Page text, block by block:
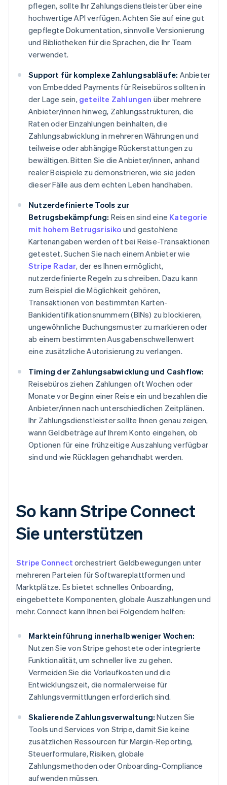
pflegen, sollte Ihr Zahlungsdienstleister über eine
hochwertige API verfügen. Achten Sie auf eine gut
gepflegte Dokumentation, sinnvolle Versionierung
und Bibliotheken für die Sprachen, die Ihr Team
verwendet.
Support für komplexe Zahlungsabläufe: Anbieter
von Embedded Payments für Reisebüros sollten in
der Lage sein, geteilte Zahlungen über mehrere
Anbieter/innen hinweg, Zahlungsstrukturen, die
Raten oder Einzahlungen beinhalten, die
Zahlungsabwicklung in mehreren Währungen und
teilweise oder abhängige Rückerstattungen zu
bewältigen. Bitten Sie die Anbieter/innen, anhand
realer Beispiele zu demonstrieren, wie sie jeden
dieser Fälle aus dem echten Leben handhaben.
Nutzerdefinierte Tools zur
Betrugsbekämpfung: Reisen sind eine Kategorie
mit hohem Betrugsrisiko und gestohlene
Kartenangaben werden oft bei Reise-Transaktionen
getestet. Suchen Sie nach einem Anbieter wie
Stripe Radar, der es Ihnen ermöglicht,
nutzerdefinierte Regeln zu schreiben. Dazu kann
zum Beispiel die Möglichkeit gehören,
Transaktionen von bestimmten Karten-
Bankidentifikationsnummern (BINs) zu blockieren,
ungewöhnliche Buchungsmuster zu markieren oder
ab einem bestimmten Ausgabenschwellenwert
eine zusätzliche Autorisierung zu verlangen.
Timing der Zahlungsabwicklung und Cashflow:
Reisebüros ziehen Zahlungen oft Wochen oder
Monate vor Beginn einer Reise ein und bezahlen die
Anbieter/innen nach unterschiedlichen Zeitplänen.
Ihr Zahlungsdienstleister sollte Ihnen genau zeigen,
wann Geldbeträge auf Ihrem Konto eingehen, ob
Optionen für eine frühzeitige Auszahlung verfügbar
sind und wie Rücklagen gehandhabt werden.
So kann Stripe Connect
Sie unterstützen
Stripe Connect orchestriert Geldbewegungen unter
mehreren Parteien für Softwareplattformen und
Marktplätze. Es bietet schnelles Onboarding,
eingebettete Komponenten, globale Auszahlungen und
mehr. Connect kann Ihnen bei Folgendem helfen:
Markteinführung innerhalb weniger Wochen:
Nutzen Sie von Stripe gehostete oder integrierte
Funktionalität, um schneller live zu gehen.
Vermeiden Sie die Vorlaufkosten und die
Entwicklungszeit, die normalerweise für
Zahlungsvermittlungen erforderlich sind.
Skalierende Zahlungsverwaltung: Nutzen Sie
Tools und Services von Stripe, damit Sie keine
zusätzlichen Ressourcen für Margin-Reporting,
Steuerformulare, Risiken, globale
Zahlungsmethoden oder Onboarding-Compliance
aufwenden müssen.